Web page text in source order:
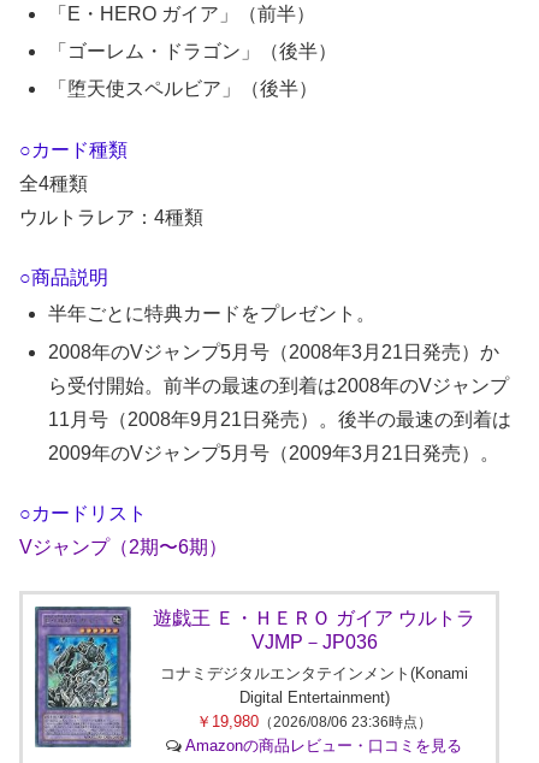
「E・HERO ガイア」（前半）
「ゴーレム・ドラゴン」（後半）
「堕天使スペルビア」（後半）
○カード種類
全4種類
ウルトラレア：4種類
○商品説明
半年ごとに特典カードをプレゼント。
2008年のVジャンプ5月号（2008年3月21日発売）か
ら受付開始。前半の最速の到着は2008年のVジャンプ
11月号（2008年9月21日発売）。後半の最速の到着は
2009年のVジャンプ5月号（2009年3月21日発売）。
○カードリスト
Vジャンプ（2期〜6期）
遊戯王 Ｅ・ＨＥＲＯ ガイア ウルトラ
VJMP－JP036
コナミデジタルエンタテインメント(Konami
Digital Entertainment)
￥19,980 （2026/08/06 23:36時点）
Amazonの商品レビュー・口コミを見る